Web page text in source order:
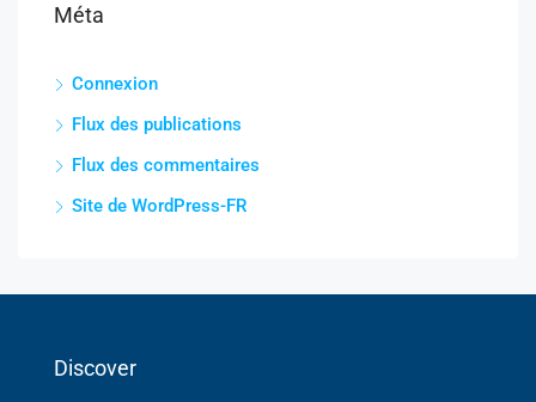
Méta
Connexion
Flux des publications
Flux des commentaires
Site de WordPress-FR
Discover